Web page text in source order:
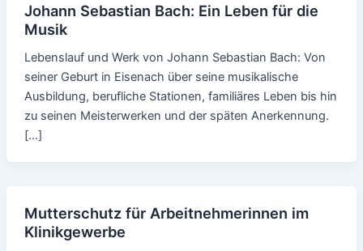
Johann Sebastian Bach: Ein Leben für die
Musik
Lebenslauf und Werk von Johann Sebastian Bach: Von
seiner Geburt in Eisenach über seine musikalische
Ausbildung, berufliche Stationen, familiäres Leben bis hin
zu seinen Meisterwerken und der späten Anerkennung.
[…]
Mutterschutz für Arbeitnehmerinnen im
Klinikgewerbe